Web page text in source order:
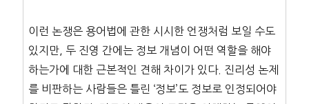
이런 논쟁은 용어법에 관한 시시한 언쟁처럼 보일 수도
있지만, 두 진영 간에는 정보 개념이 어떤 역할을 해야
하는가에 대한 근본적인 견해 차이가 있다. 진리성 논제
를 비판하는 사람들은 틀린 ‘정보’도 정보로 인정되어야